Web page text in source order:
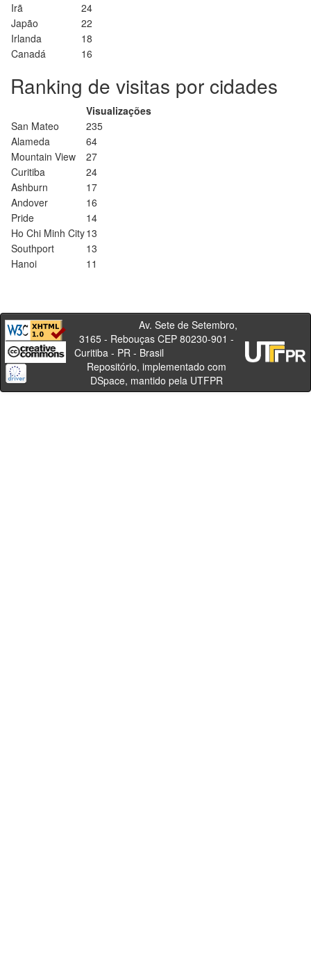
Irã
24
Japão
22
Irlanda
18
Canadá
16
Ranking de visitas por cidades
Visualizações
San Mateo
235
Alameda
64
Mountain View
27
Curitiba
24
Ashburn
17
Andover
16
Pride
14
Ho Chi Minh City13
Southport
13
Hanoi
11
Av. Sete de Setembro,
3165 - Rebouças CEP 80230-901 -
Curitiba - PR - Brasil
Repositório, implementado com
DSpace, mantido pela UTFPR